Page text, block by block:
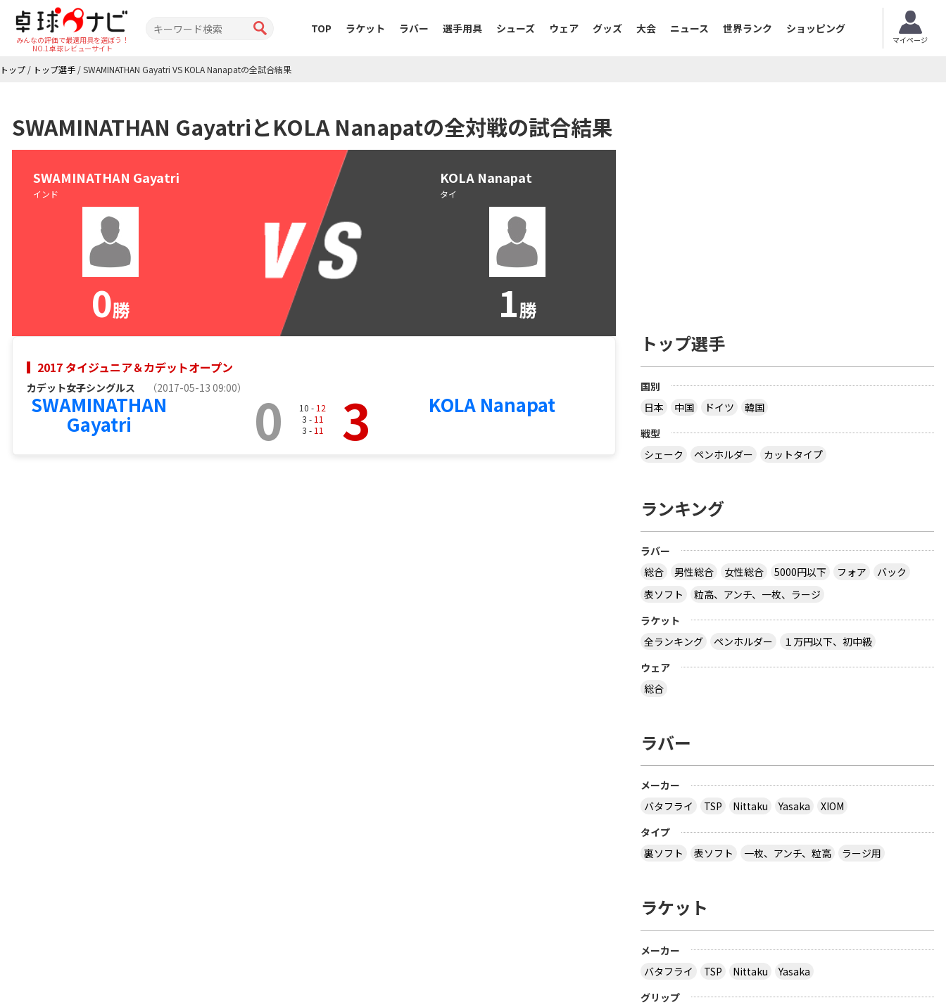
みんなの評価で最適用具を選ぼう！
NO.1卓球レビューサイト
TOP ラケット ラバー 選手用具 シューズ ウェア グッズ 大会 ニュース 世界ランク ショッピング
マイページ
トップ / トップ選手 /SWAMINATHAN Gayatri VS KOLA Nanapatの全試合結果
SWAMINATHAN GayatriとKOLA Nanapatの全対戦の試合結果
SWAMINATHAN Gayatri
インド
0勝
KOLA Nanapat
タイ
1勝
2017 タイジュニア＆カデットオープン
カデット女子シングルス （2017-05-13 09:00）
SWAMINATHAN
Gayatri 0 10 - 12
3 - 11
3 - 11 3 KOLA Nanapat
トップ選手
国別
日本
中国 ドイツ
韓国
戦型
シェーク
ペンホルダー カットタイプ
ランキング
ラバー
総合
男性総合 女性総合 5000円以下 フォア
バック
表ソフト
粒高、アンチ、一枚、ラージ
ラケット
全ランキング
ペンホルダー
１万円以下、初中級
ウェア
総合
ラバー
メーカー
バタフライ
TSP Nittaku Yasaka
XIOM
タイプ
裏ソフト
表ソフト 一枚、アンチ、粒高 ラージ用
ラケット
メーカー
バタフライ
TSP Nittaku
Yasaka
グリップ